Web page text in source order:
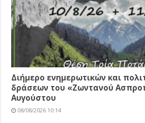
Διήμερο ενημερωτικών και
δράσεων του «Ζωντανού
Αυγούστου
08/08/2026 10:14